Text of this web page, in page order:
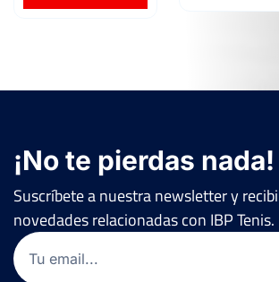
¡No te pierdas nada!
Suscríbete a nuestra newsletter y
novedades relacionadas con IBP Tenis.
Email